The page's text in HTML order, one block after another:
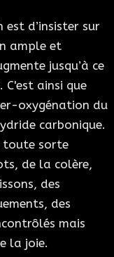
est d’insister sur
ample et
jusqu’à ce
ainsi que
oxygénation du
carbonique.
toute sorte
de la colère,
des
des
mais
la joie.